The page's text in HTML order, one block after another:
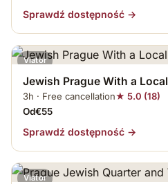
Sprawdź dostępność →
Viator
Jewish Prague With a
3h · Free cancellation★ 5.0 (18)
Od€55
Sprawdź dostępność →
Viator